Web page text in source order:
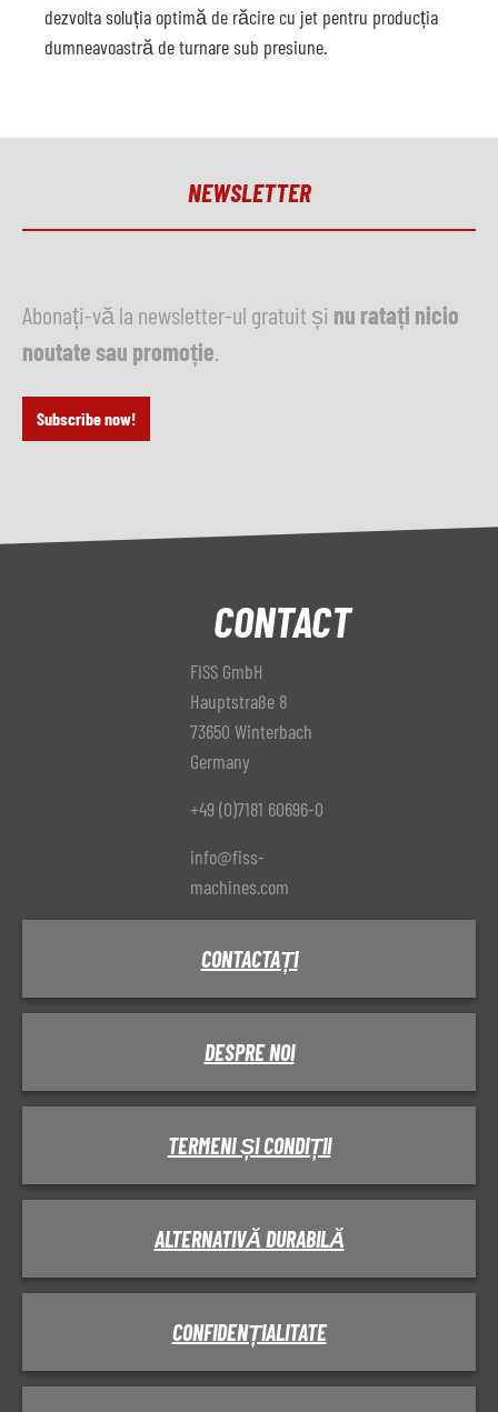
dezvolta soluția optimă de răcire cu jet pentru producția
dumneavoastră de turnare sub presiune.
NEWSLETTER
Abonați-vă la newsletter-ul gratuit și nu ratați nicio
noutate sau promoție
Subscribe now!
CONTACT
FISS GmbH
Hauptstraße 8
73650 Winterbach
Germany
+49 (0)7181 60696-0
info@fiss-
machines.com
CONTACTAȚI
DESPRE NOI
TERMENI ȘI CONDIȚII
ALTERNATIVĂ DURABILĂ
CONFIDENȚIALITATE